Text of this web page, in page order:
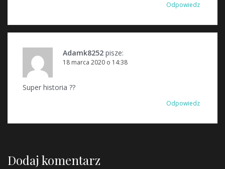
Odpowiedz
Adamk8252 pisze:
18 marca 2020 o 14:38
Super historia ??
Odpowiedz
Dodaj komentarz